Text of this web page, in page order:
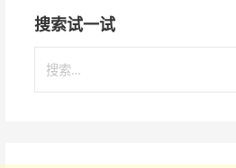
搜索试一试
索